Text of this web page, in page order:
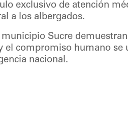
exclusivo de atención
a los albergados.
Sucre
el compromiso humano se
nacional.